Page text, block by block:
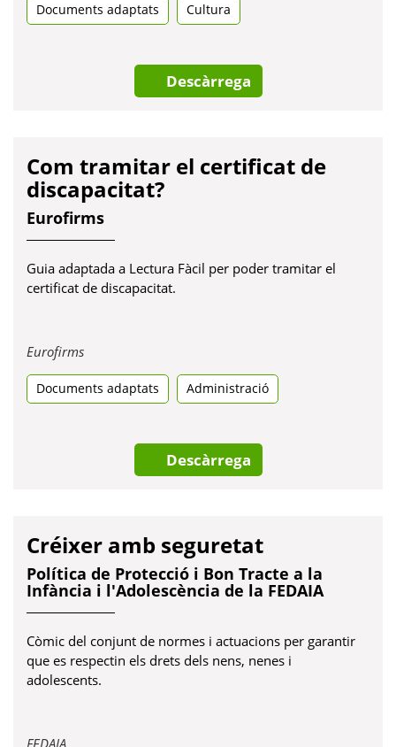
una
pestanya
Documents adaptats Cultura
Descàrrega
Com tramitar el certificat de
discapacitat?
Eurofirms
Guia adaptada a Lectura Fàcil per poder tramitar el
certificat de discapacitat.
EurofirmsObre
una
pestanya
Documents adaptats Administració
Descàrrega
Créixer amb seguretat
Política de Protecció i Bon Tracte a la
Infància i l'Adolescència de la FEDAIA
Còmic del conjunt de normes i actuacions per garantir
que es respectin els drets dels nens, nenes i
adolescents.
FEDAIAObre